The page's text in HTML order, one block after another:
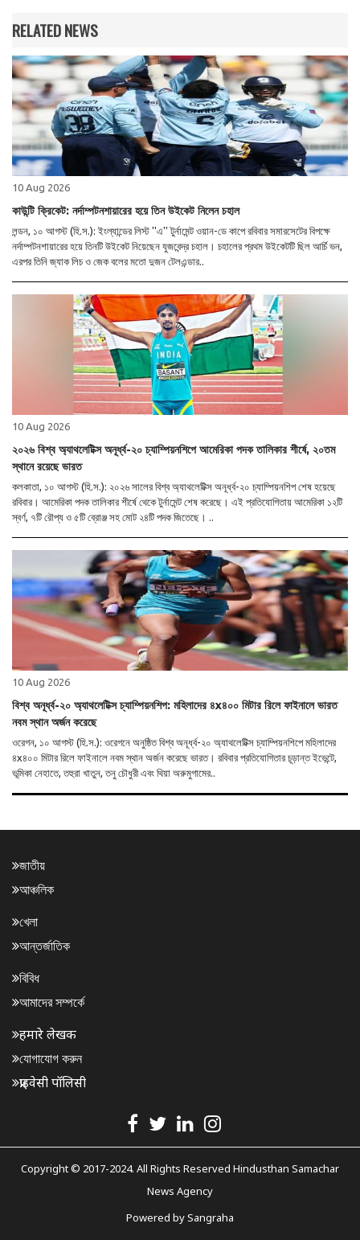
RELATED NEWS
10 Aug 2026
কাউন্টি ক্রিকেট: নর্দাম্পটনশায়ারের হয়ে তিন উইকেট নিলেন চহাল
লন্ডন, ১০ আগস্ট (হি.স.): ইংল্যান্ডের লিস্ট ''এ'' টুর্নামেন্ট ওয়ান-ডে কাপে রবিবার সমারসেটের বিপক্ষে
নর্দাম্পটনশায়ারের হয়ে তিনটি উইকেট নিয়েছেন যুজবেন্দ্র চহাল। চহালের প্রথম উইকেটটি ছিল আর্চি ভন,
এরপর তিনি জ্যাক লিচ ও জেক বলের মতো দুজন টেলএন্ডার..
10 Aug 2026
২০২৬ বিশ্ব অ্যাথলেটিক্স অনূর্ধ্ব-২০ চ্যাম্পিয়নশিপে আমেরিকা পদক তালিকার শীর্ষে, ২০তম
স্থানে রয়েছে ভারত
কলকাতা, ১০ আগস্ট (হি.স.): ২০২৬ সালের বিশ্ব অ্যাথলেটিক্স অনূর্ধ্ব-২০ চ্যাম্পিয়নশিপ শেষ হয়েছে
রবিবার। আমেরিকা পদক তালিকার শীর্ষে থেকে টুর্নামেন্ট শেষ করেছে। এই প্রতিযোগিতায় আমেরিকা ১২টি
স্বর্ণ, ৭টি রৌপ্য ও ৫টি ব্রোঞ্জ সহ মোট ২৪টি পদক জিতেছে। ..
10 Aug 2026
বিশ্ব অনূর্ধ্ব-২০ অ্যাথলেটিক্স চ্যাম্পিয়নশিপ: মহিলাদের ৪x৪০০ মিটার রিলে ফাইনালে ভারত
নবম স্থান অর্জন করেছে
ওরেগন, ১০ আগস্ট (হি.স.): ওরেগনে অনুষ্ঠিত বিশ্ব অনূর্ধ্ব-২০ অ্যাথলেটিক্স চ্যাম্পিয়নশিপে মহিলাদের
৪x৪০০ মিটার রিলে ফাইনালে নবম স্থান অর্জন করেছে ভারত। রবিবার প্রতিযোগিতার চূড়ান্ত ইভেন্টে,
ভূমিকা নেহাতে, তহুরা খাতুন, তনু চৌধুরী এবং থিয়া অরুমুগামের..
জাতীয়
আঞ্চলিক
খেলা
আন্তর্জাতিক
বিবিধ
আমাদের সম্পর্কে
हमारे लेखक
যোগাযোগ করুন
प्राइवेसी पॉलिसी
Copyright © 2017-2024. All Rights Reserved Hindusthan Samachar
News Agency
Powered bySangraha